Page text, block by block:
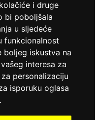
i druge
bi poboljšala
u sljedeće
funkcionalnost
boljeg iskustva na
interesa za
personalizaciju
isporuku oglasa
.